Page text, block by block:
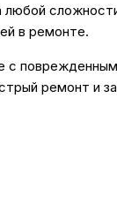
любой
в ремонте.
с
ремонт и